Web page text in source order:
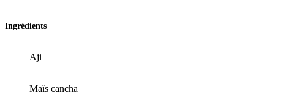
Ingrédients
Aji
Maïs cancha